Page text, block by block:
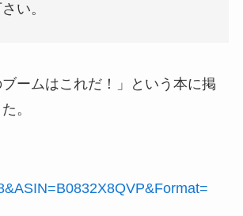
い。
ームはこれだ！」という本に掲
。